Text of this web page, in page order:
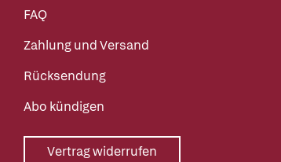
FAQ
Zahlung und Versand
Rücksendung
Abo kündigen
Vertrag widerrufen